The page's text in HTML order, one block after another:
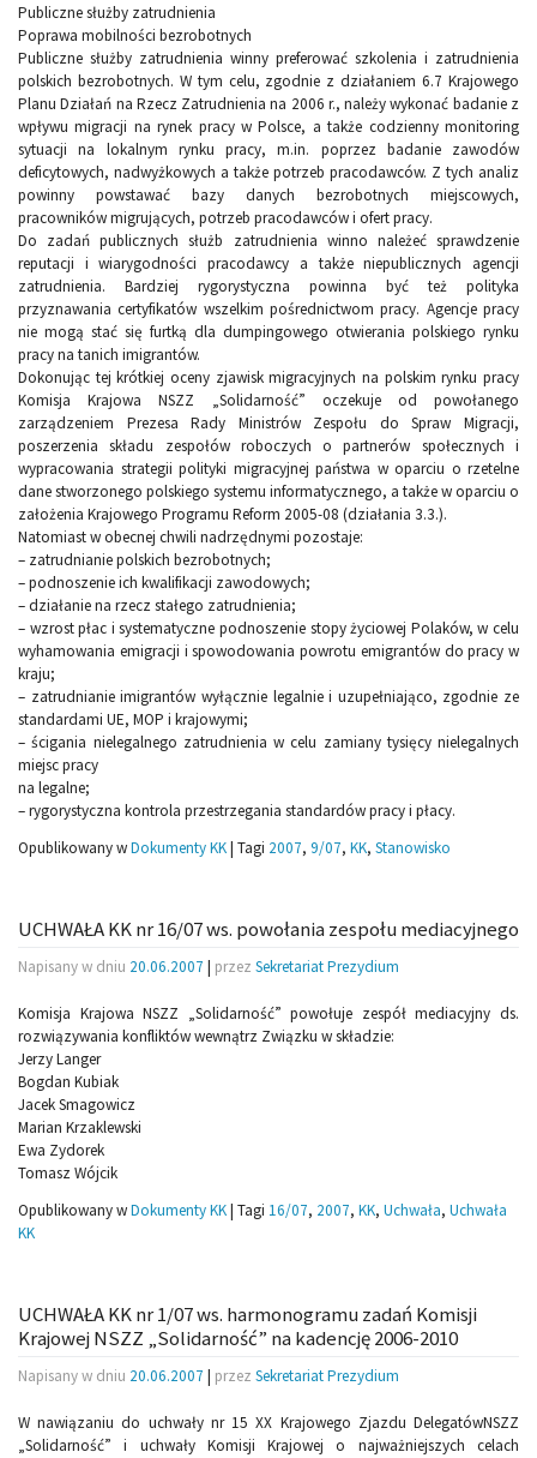
Publiczne służby zatrudnienia
Poprawa mobilności bezrobotnych
Publiczne służby zatrudnienia winny preferować szkolenia i zatrudnienia
polskich bezrobotnych. W tym celu, zgodnie z działaniem 6.7 Krajowego
Planu Działań na Rzecz Zatrudnienia na 2006 r., należy wykonać badanie z
wpływu migracji na rynek pracy w Polsce, a także codzienny monitoring
sytuacji na lokalnym rynku pracy, m.in. poprzez badanie zawodów
deficytowych, nadwyżkowych a także potrzeb pracodawców. Z tych analiz
powinny powstawać bazy danych bezrobotnych miejscowych,
pracowników migrujących, potrzeb pracodawców i ofert pracy.
Do zadań publicznych służb zatrudnienia winno należeć sprawdzenie
reputacji i wiarygodności pracodawcy a także niepublicznych agencji
zatrudnienia. Bardziej rygorystyczna powinna być też polityka
przyznawania certyfikatów wszelkim pośrednictwom pracy. Agencje pracy
nie mogą stać się furtką dla dumpingowego otwierania polskiego rynku
pracy na tanich imigrantów.
Dokonując tej krótkiej oceny zjawisk migracyjnych na polskim rynku pracy
Komisja Krajowa NSZZ „Solidarność” oczekuje od powołanego
zarządzeniem Prezesa Rady Ministrów Zespołu do Spraw Migracji,
poszerzenia składu zespołów roboczych o partnerów społecznych i
wypracowania strategii polityki migracyjnej państwa w oparciu o rzetelne
dane stworzonego polskiego systemu informatycznego, a także w oparciu o
założenia Krajowego Programu Reform 2005-08 (działania 3.3.).
Natomiast w obecnej chwili nadrzędnymi pozostaje:
– zatrudnianie polskich bezrobotnych;
– podnoszenie ich kwalifikacji zawodowych;
– działanie na rzecz stałego zatrudnienia;
– wzrost płac i systematyczne podnoszenie stopy życiowej Polaków, w celu
wyhamowania emigracji i spowodowania powrotu emigrantów do pracy w
kraju;
– zatrudnianie imigrantów wyłącznie legalnie i uzupełniająco, zgodnie ze
standardami UE, MOP i krajowymi;
– ścigania nielegalnego zatrudnienia w celu zamiany tysięcy nielegalnych
miejsc pracy
na legalne;
– rygorystyczna kontrola przestrzegania standardów pracy i płacy.
Opublikowany wDokumenty KK| Tagi 2007, 9/07, KK, Stanowisko
UCHWAŁA KK nr 16/07 ws. powołania zespołu mediacyjnego
Napisany w dniu 20.06.2007 | przez Sekretariat Prezydium
Komisja Krajowa NSZZ „Solidarność” powołuje zespół mediacyjny ds.
rozwiązywania konfliktów wewnątrz Związku w składzie:
Jerzy Langer
Bogdan Kubiak
Jacek Smagowicz
Marian Krzaklewski
Ewa Zydorek
Tomasz Wójcik
Opublikowany wDokumenty KK| Tagi 16/07, 2007, KK, Uchwała, Uchwała
KK
UCHWAŁA KK nr 1/07 ws. harmonogramu zadań Komisji
Krajowej NSZZ „Solidarność” na kadencję 2006-2010
Napisany w dniu 20.06.2007 | przez Sekretariat Prezydium
W nawiązaniu do uchwały nr 15 XX Krajowego Zjazdu DelegatówNSZZ
„Solidarność” i uchwały Komisji Krajowej o najważniejszych celach